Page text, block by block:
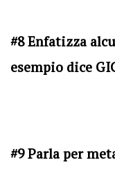
#8 Enfatizza
esempio dice
#9 Parla per